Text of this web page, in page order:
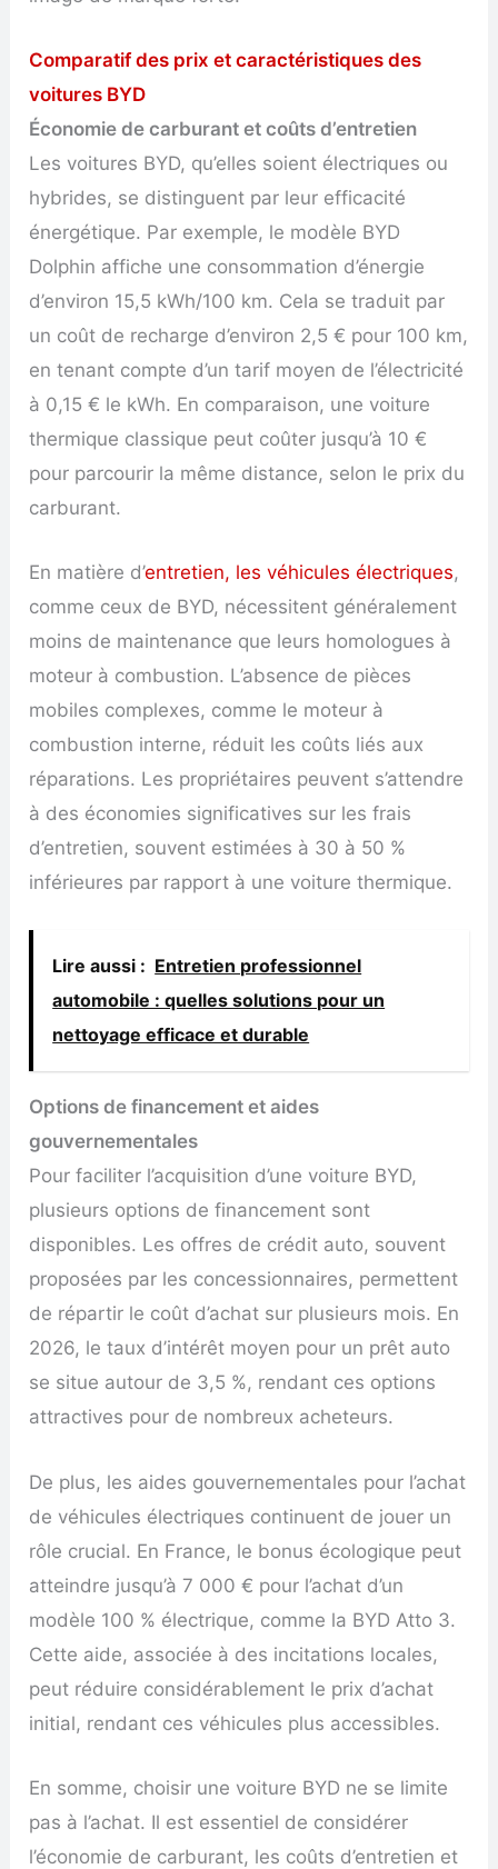
Comparatif des prix et caractéristiques des
voitures BYD
Économie de carburant et coûts d’entretien
Les voitures BYD, qu’elles soient électriques ou
hybrides, se distinguent par leur efficacité
énergétique. Par exemple, le modèle BYD
Dolphin affiche une consommation d’énergie
d’environ 15,5 kWh/100 km. Cela se traduit par
un coût de recharge d’environ 2,5 € pour 100 km,
en tenant compte d’un tarif moyen de l’électricité
à 0,15 € le kWh. En comparaison, une voiture
thermique classique peut coûter jusqu’à 10 €
pour parcourir la même distance, selon le prix du
carburant.
En matière d’entretien, les véhicules électriques,
comme ceux de BYD, nécessitent généralement
moins de maintenance que leurs homologues à
moteur à combustion. L’absence de pièces
mobiles complexes, comme le moteur à
combustion interne, réduit les coûts liés aux
réparations. Les propriétaires peuvent s’attendre
à des économies significatives sur les frais
d’entretien, souvent estimées à 30 à 50 %
inférieures par rapport à une voiture thermique.
Lire aussi : Entretien professionnel
automobile : quelles solutions pour un
nettoyage efficace et durable
Options de financement et aides
gouvernementales
Pour faciliter l’acquisition d’une voiture BYD,
plusieurs options de financement sont
disponibles. Les offres de crédit auto, souvent
proposées par les concessionnaires, permettent
de répartir le coût d’achat sur plusieurs mois. En
2026, le taux d’intérêt moyen pour un prêt auto
se situe autour de 3,5 %, rendant ces options
attractives pour de nombreux acheteurs.
De plus, les aides gouvernementales pour l’achat
de véhicules électriques continuent de jouer un
rôle crucial. En France, le bonus écologique peut
atteindre jusqu’à 7 000 € pour l’achat d’un
modèle 100 % électrique, comme la BYD Atto 3.
Cette aide, associée à des incitations locales,
peut réduire considérablement le prix d’achat
initial, rendant ces véhicules plus accessibles.
En somme, choisir une voiture BYD ne se limite
pas à l’achat. Il est essentiel de considérer
l’économie de carburant, les coûts d’entretien et